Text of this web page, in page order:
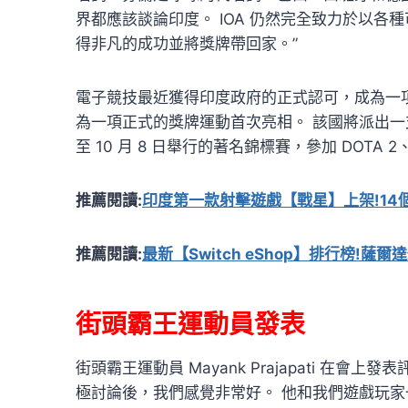
界都應該談論印度。 IOA 仍然完全致力於以各
得非凡的成功並將獎牌帶回家。”
電子競技最近獲得印度政府的正式認可，成為
為一項正式的獎牌運動首次亮相。 該國將派出
至 10 月 8 日舉行的著名錦標賽，參加 DOTA 2
推薦閱讀:印度第一款射擊遊戲【戰星】上架!14
推薦閱讀:最新【Switch eShop】排行榜!薩爾
街頭霸王運動員發表
街頭霸王運動員 Mayank Prajapati 在會上發表
極討論後，我們感覺非常好。 他和我們遊戲玩